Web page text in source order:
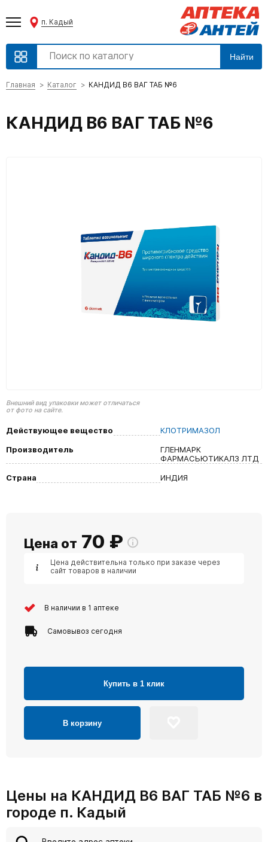
п. Кадый
Найти
Главная Каталог КАНДИД В6 ВАГ ТАБ №6
КАНДИД В6 ВАГ ТАБ №6
Внешний вид упаковки может отличаться
от фото на сайте.
Действующее вещество
КЛОТРИМАЗОЛ
Производитель
ГЛЕНМАРК
ФАРМАСЬЮТИКАЛЗ ЛТД
Страна
ИНДИЯ
Цена от 70 ₽
Цена действительна только при заказе через
сайт товаров в наличии
В наличии в 1 аптеке
Самовывоз сегодня
Купить в 1 клик
В корзину
Цены на КАНДИД В6 ВАГ ТАБ №6 в
городе п. Кадый